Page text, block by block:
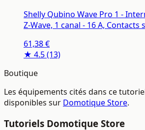
Shelly Qubino Wave Pro 1 -
Z-Wave, 1 canal - 16 A,
requise
61,38 €
★ 4.5(13)
Boutique
Les équipements cités dans ce
disponibles sur Domotique Store.
Tutoriels Domotique Store